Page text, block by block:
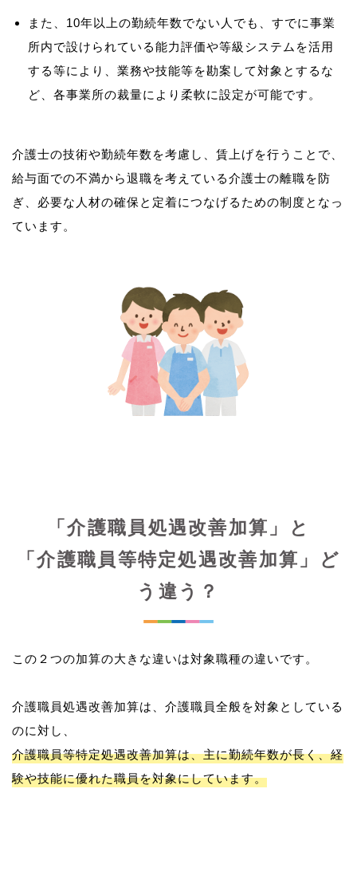
また、10年以上の勤続年数でない人でも、すでに事業
所内で設けられている能力評価や等級システムを活用
する等により、業務や技能等を勘案して対象とするな
ど、各事業所の裁量により柔軟に設定が可能です。
介護士の技術や勤続年数を考慮し、賃上げを行うことで、
給与面での不満から退職を考えている介護士の離職を防
ぎ、必要な人材の確保と定着につなげるための制度となっ
ています。
「介護職員処遇改善加算」と
「介護職員等特定処遇改善加算」ど
う違う？
この２つの加算の大きな違いは対象職種の違いです。
介護職員処遇改善加算は、介護職員全般を対象としている
介護職員等特定処遇改善加算は、主に勤続年数が長く、経
験や技能に優れた職員を対象にしています。